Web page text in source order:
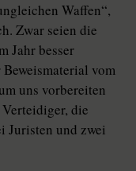
Waffen“,
Zwar seien die
Jahr besser
vom
uns vorbereiten
die
Juristen und zwei